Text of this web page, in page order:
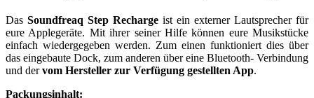
Das Soundfreaq Step Recharge ist ein externer Lautsprecher für
eure Applegeräte. Mit ihrer seiner Hilfe können eure Musikstücke
einfach wiedergegeben werden. Zum einen funktioniert dies über
das eingebaute Dock, zum anderen über eine Bluetooth- Verbindung
und dervom Hersteller zur Verfügung gestellten App.
Packungsinhalt: